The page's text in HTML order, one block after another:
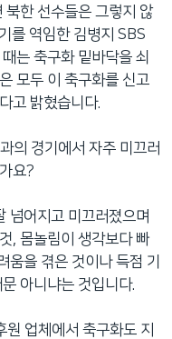
북한 선수들은 그렇지 않
를 역임한 김병지 SBS
는 축구화 밑바닥을 쇠
모두 이 축구화를 신고
고 밝혔습니다.
의 경기에서 자주 미끄러
요?
넘어지고 미끄러졌으며
, 몸놀림이 생각보다 빠
움을 겪은 것이나 득점 기
아니냐는 것입니다.
업체에서 축구화도 지